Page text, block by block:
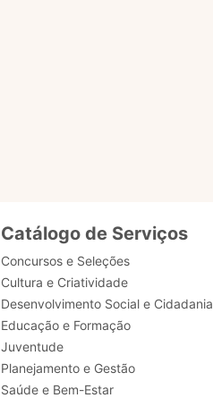
Catálogo de Serviços
Concursos e Seleções
Cultura e Criatividade
Desenvolvimento Social e Cidadania
Educação e Formação
Juventude
Planejamento e Gestão
Saúde e Bem-Estar